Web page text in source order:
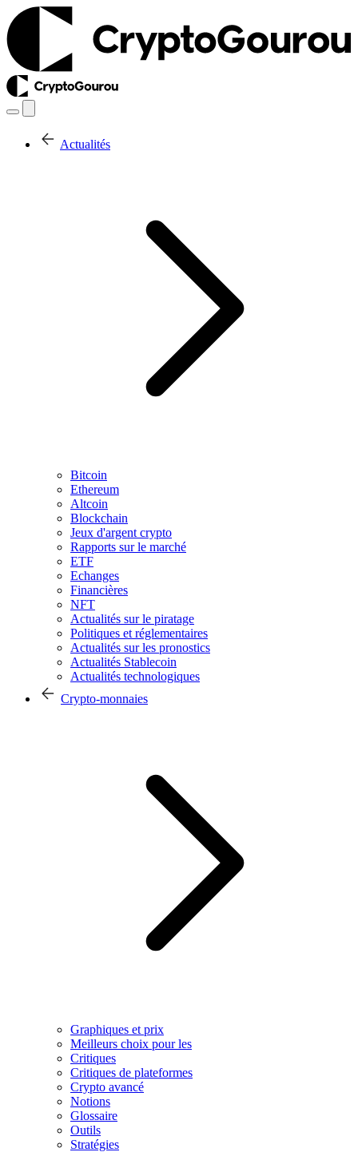
Actualités
Bitcoin
Ethereum
Altcoin
Blockchain
Jeux d'argent crypto
Rapports sur le marché
ETF
Echanges
Financières
NFT
Actualités sur le piratage
Politiques et réglementaires
Actualités sur les pronostics
Actualités Stablecoin
Actualités technologiques
Crypto-monnaies
Graphiques et prix
Meilleurs choix pour les
Critiques
Critiques de plateformes
Crypto avancé
Notions
Glossaire
Outils
Stratégies